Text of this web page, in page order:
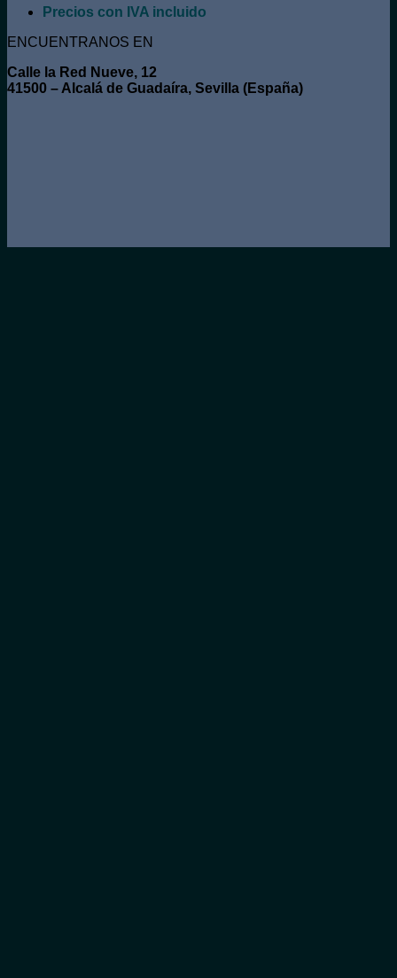
Precios con IVA incluido
ENCUENTRANOS EN
Calle la Red Nueve, 12
41500 – Alcalá de Guadaíra, Sevilla (España)